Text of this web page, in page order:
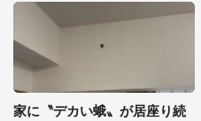
家に〝デカい蛾〟が居座り続